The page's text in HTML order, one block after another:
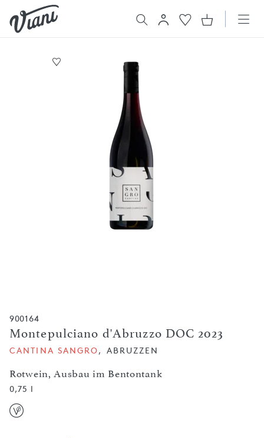
900164
Montepulciano d'Abruzzo DOC 2023
Rotwein, Ausbau im Bentontank
CANTINA SANGRO, ABRUZZEN
0,75 l